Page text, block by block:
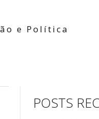
e Política
POSTS